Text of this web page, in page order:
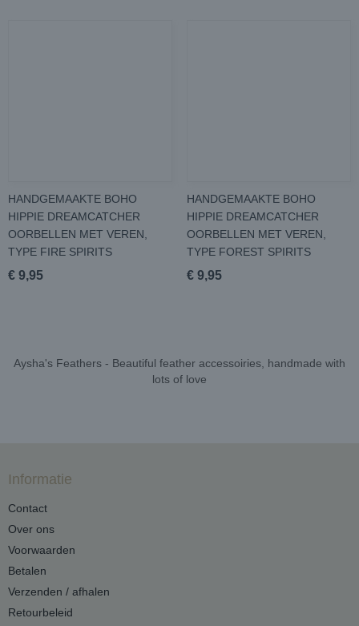
HANDGEMAAKTE BOHO
HIPPIE DREAMCATCHER
OORBELLEN MET VEREN,
TYPE FIRE SPIRITS
€ 9,95
HANDGEMAAKTE BOHO
HIPPIE DREAMCATCHER
OORBELLEN MET VEREN,
TYPE FOREST SPIRITS
€ 9,95
Aysha's Feathers - Beautiful feather accessoiries, handmade with
lots of love
Informatie
Contact
Over ons
Voorwaarden
Betalen
Verzenden / afhalen
Retourbeleid